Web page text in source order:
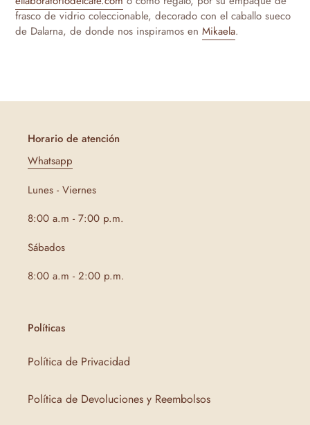
frasco de vidrio coleccionable, decorado con el caballo sueco
de Dalarna, de donde nos inspiramos en Mikaela.
Horario de atención
Whatsapp
Lunes - Viernes
8:00 a.m - 7:00 p.m.
Sábados
8:00 a.m - 2:00 p.m.
Políticas
Política de Privacidad
Política de Devoluciones y Reembolsos